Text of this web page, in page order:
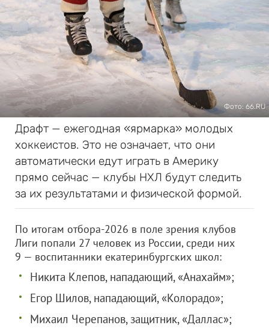
Фото: 66.RU
Драфт — ежегодная «ярмарка» молодых
хоккеистов. Это не означает, что они
автоматически едут играть в Америку
прямо сейчас — клубы НХЛ будут следить
за их результатами и физической формой.
По итогам отбора-2026 в поле зрения клубов
Лиги попали 27 человек из России, среди них
9 — воспитанники екатеринбургских школ:
Никита Клепов, нападающий, «Анахайм»;
Егор Шилов, нападающий, «Колорадо»;
Михаил Черепанов, защитник, «Даллас»;